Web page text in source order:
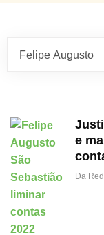
e
Da